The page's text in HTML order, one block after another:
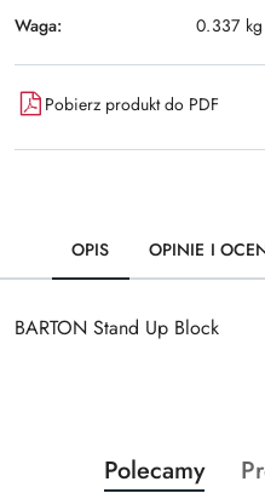
Waga: 0.337 kg
Pobierz produkt do PDF
OPIS OPINIE I
BARTON Stand Up Block
Pomiń karuzelę
Produkty
Polecamy